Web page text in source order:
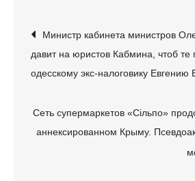
Навігація
записів
Министр кабинета министров
давит на юристов Кабмина, чтоб те
одесскому экс-налоговику Евгению
Сеть супермаркетов «Сільпо»
аннексированном Крыму.